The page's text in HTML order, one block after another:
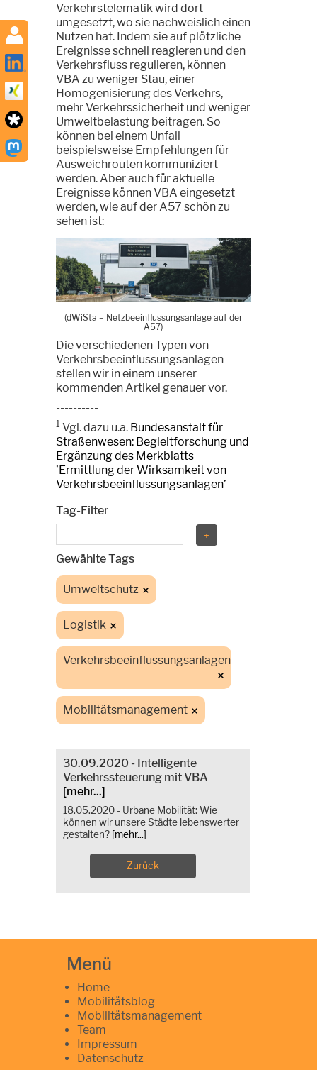
Verkehrstelematik wird dort
umgesetzt, wo sie nachweislich einen
Nutzen hat. Indem sie auf plötzliche
Ereignisse schnell reagieren und den
Verkehrsfluss regulieren, können
VBA zu weniger Stau, einer
Homogenisierung des Verkehrs,
mehr Verkehrssicherheit und weniger
Umweltbelastung beitragen. So
können bei einem Unfall
beispielsweise Empfehlungen für
Ausweichrouten kommuniziert
werden. Aber auch für aktuelle
Ereignisse können VBA eingesetzt
werden, wie auf der A57 schön zu
sehen ist:
(dWiSta – Netzbeeinflussungsanlage auf der
A57)
Die verschiedenen Typen von
Verkehrsbeeinflussungsanlagen
stellen wir in einem unserer
kommenden Artikel genauer vor.
----------
1 Vgl. dazu u.a. Bundesanstalt für
Straßenwesen: Begleitforschung und
Ergänzung des Merkblatts
’Ermittlung der Wirksamkeit von
Verkehrsbeeinflussungsanlagen’
Tag-Filter
Gewählte Tags
Umweltschutz
Logistik
Verkehrsbeeinflussungsanlagen
Mobilitätsmanagement
30.09.2020 - Intelligente
Verkehrssteuerung mit VBA
[mehr...]
18.05.2020 - Urbane Mobilität: Wie
können wir unsere Städte lebenswerter
gestalten? [mehr...]
Zurück
Menü
Home
Mobilitätsblog
Mobilitätsmanagement
Team
Impressum
Datenschutz